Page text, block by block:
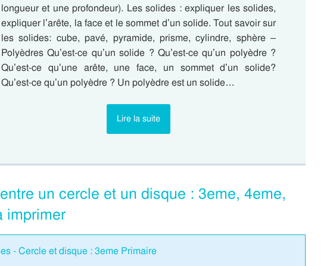
longueur et une profondeur). Les solides : expliquer les solides,
expliquer l’arête, la face et le sommet d’un solide. Tout savoir sur
les solides: cube, pavé, pyramide, prisme, cylindre, sphère –
Polyèdres Qu’est-ce qu’un solide ? Qu’est-ce qu’un polyèdre ?
Qu’est-ce qu’une arête, une face, un sommet d’un solide?
Qu’est-ce qu’un polyèdre ? Un polyèdre est un solide…
Lire la suite
un cercle et un disque : 3eme, 4eme,
imprimer
- Cercle et disque : 3eme Primaire